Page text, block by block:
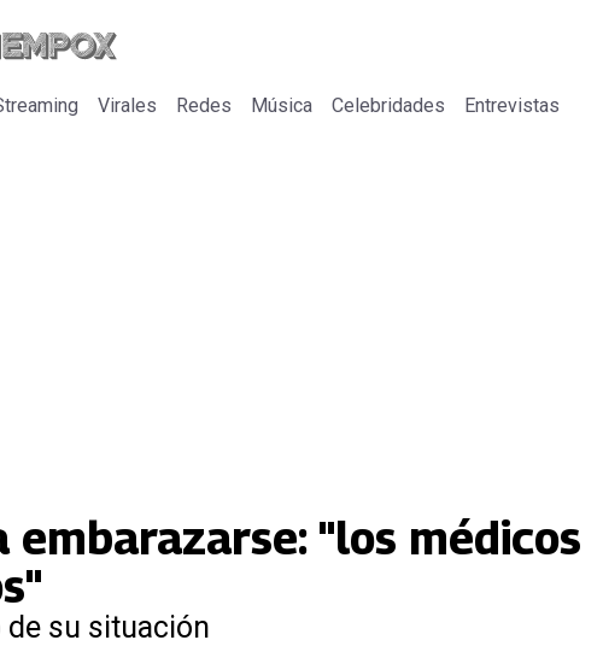
Virales Redes Música Celebridades Entrevistas
"los médicos
de su situación